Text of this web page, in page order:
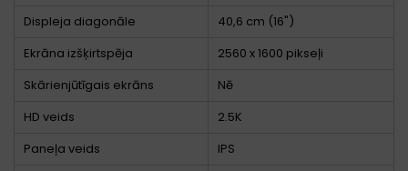
Displeja diagonāle
40,6 cm (16")
Ekrāna izšķirtspēja
2560 x 1600 pikseļi
Skārienjūtīgais ekrāns
Nē
HD veids
2.5K
Paneļa veids
IPS